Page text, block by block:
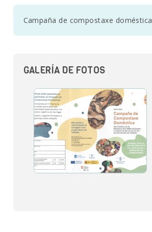
Campaña de compostaxe doméstica
GALERÍA DE FOTOS